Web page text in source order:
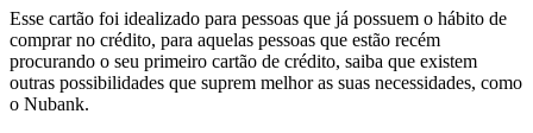
Esse cartão foi idealizado para pessoas que já possuem o hábito de
comprar no crédito, para aquelas pessoas que estão recém
procurando o seu primeiro cartão de crédito, saiba que existem
outras possibilidades que suprem melhor as suas necessidades, como
o Nubank.